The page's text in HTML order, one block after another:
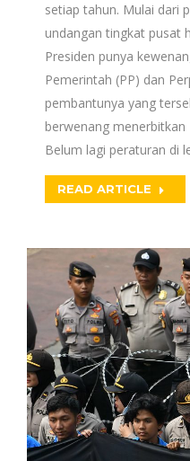
setiap tahun. Mulai dari
undangan tingkat pusat
Presiden punya
Pemerintah (PP) dan
pembantunya yang
berwenang
Belum lagi peraturan di
READ ARTICLE